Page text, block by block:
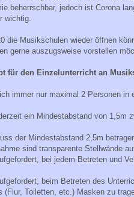
beherrschbar, jedoch ist Corona
wichtig.
die Musikschulen wieder öffnen
gerne auszugsweise vorstellen
für den Einzelunterricht an
immer nur maximal 2 Personen in
ein Mindestabstand von 1,5m
der Mindestabstand 2,5m
sind transparente Stellwände
bei jedem Betreten und
beim Betreten des
(Flur, Toiletten, etc.) Masken zu